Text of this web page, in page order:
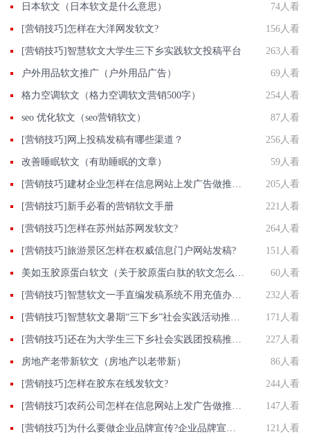
日本软文（日本软文是什么意思） 74人看
[营销技巧]怎样在大洋网发软文? 156人看
[营销技巧]智慧软文大学生三下乡实践软文投稿平台 263人看
户外用品软文推广（户外用品广告） 69人看
格力空调软文（格力空调软文营销500字） 254人看
seo 优化软文（seo营销软文） 87人看
[营销技巧]网上投稿发稿有哪些渠道？ 256人看
改善睡眠软文（有助睡眠的文章） 59人看
[营销技巧]建材企业怎样在信息网站上发广告做推广提高产品知名度呢 205人看
[营销技巧]新手必看的营销软文手册 221人看
[营销技巧]怎样在苏州姑苏网发软文? 264人看
[营销技巧]旅游景区怎样在权威信息门户网站发稿? 151人看
美如玉胶原蛋白软文（关于胶原蛋白肽的软文怎么写） 60人看
[营销技巧]智慧软文一手直编发稿系统不用充值办代理花钱买会员批发价发新闻 232人看
[营销技巧]智慧软文暑期“三下乡”社会实践活动推广稿件投递平台 171人看
[营销技巧]还在为大学生三下乡社会实践团投稿推广发愁吗?智慧软文喊你来投稿... 227人看
房地产老带新软文（房地产以老带新） 86人看
[营销技巧]怎样在胶东在线发软文? 244人看
[营销技巧]农药公司怎样在信息网站上发广告做推广提高产品知名度呢 147人看
[营销技巧]为什么要做企业品牌宣传?企业品牌宣传有什么优点? 121人看